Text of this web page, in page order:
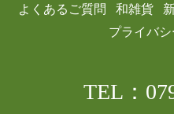
よくあるご質問
和雑貨
プライバ
TEL：